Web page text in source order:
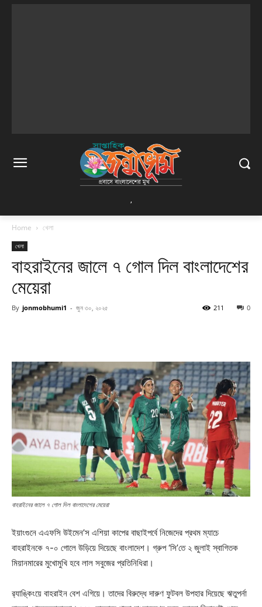
Home খেলা
খেলা
বাহরাইনের জালে ৭ গোল দিল বাংলাদেশের
মেয়েরা
By jonmobhumi1 - জুন ৩০, ২০২৫ 0
211
বাহরাইনের জালে ৭ গোল দিল বাংলাদেশের মেয়েরা
ইয়াংগুনে এএফসি উইমেন’স এশিয়া কাপের বাছাইপর্বে নিজেদের প্রথম ম্যাচে
বাহরাইনকে ৭-০ গোলে উড়িয়ে দিয়েছে বাংলাদেশ। গ্রুপ ‘সি’তে ২ জুলাই স্বাগিতক
মিয়ানমারের মুখোমুখি হবে লাল সবুজের প্রতিনিধিরা।
র‌্যাঙ্কিংয়ে বাহরাইন বেশ এগিয়ে। তাদের বিরুদ্ধে দারুণ ফুটবল উপহার দিয়েছে ঋতুপর্না